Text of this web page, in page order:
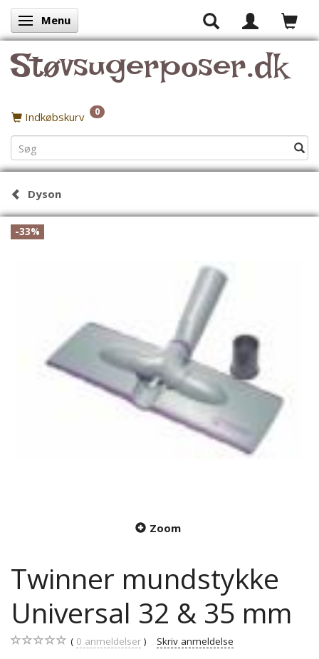
Skifte navigation
Menu
Støvsugerposer.dk
Indkøbskurv 0
Dyson
-33%
Zoom
Twinner mundstykke
Universal 32 & 35 mm
0 anmeldelser Skriv anmeldelse